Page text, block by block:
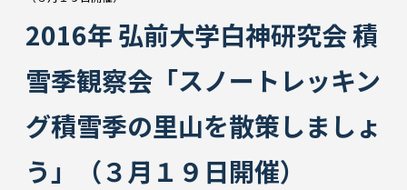
2016年 弘前大学白神研究会 積
雪季観察会「スノートレッキン
グ積雪季の里山を散策しましょ
う」（３月１９日開催）